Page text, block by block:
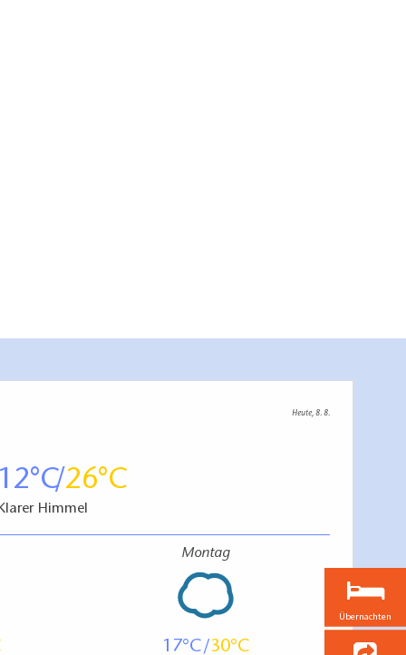
Heute, 8. 8.
12 26
Klarer Himmel
Montag
17 30
Übernachten